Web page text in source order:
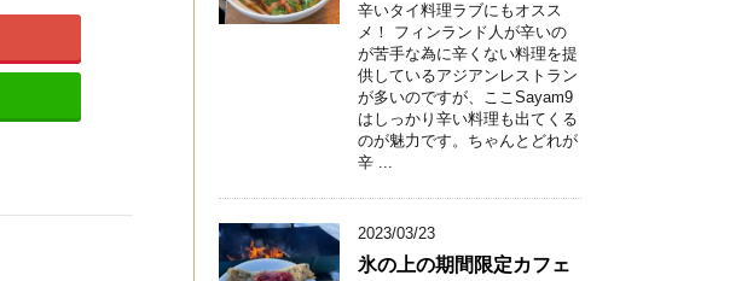
辛いタイ料理ラブにもオスス
メ！ フィンランド人が辛いの
が苦手な為に辛くない料理を提
供しているアジアンレストラン
が多いのですが、ここSayam9
はしっかり辛い料理も出てくる
のが魅力です。ちゃんとどれが
辛 ...
2023/03/23
氷の上の期間限定カフェ